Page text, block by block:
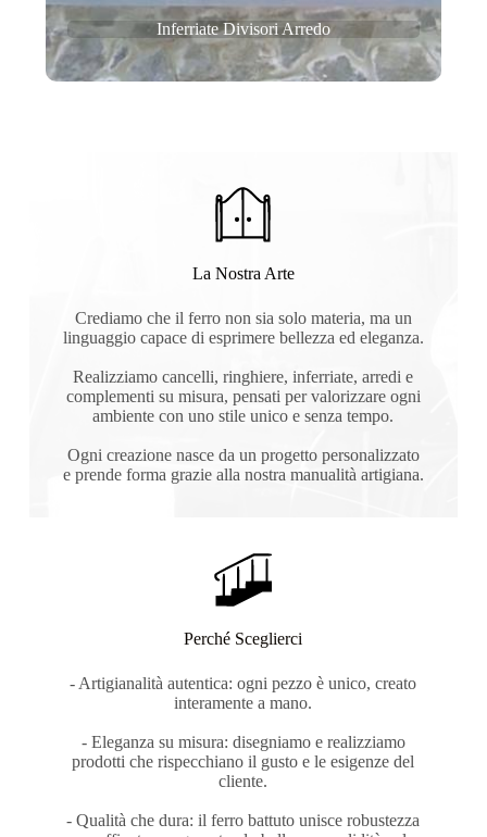
Inferriate Divisori Arredo
La Nostra Arte
Crediamo che il ferro non sia solo materia, ma un
linguaggio capace di esprimere bellezza ed eleganza.
Realizziamo cancelli, ringhiere, inferriate, arredi e
complementi su misura, pensati per valorizzare ogni
ambiente con uno stile unico e senza tempo.
Ogni creazione nasce da un progetto personalizzato
e prende forma grazie alla nostra manualità artigiana.
Perché Sceglierci
- Artigianalità autentica: ogni pezzo è unico, creato
interamente a mano.
- Eleganza su misura: disegniamo e realizziamo
prodotti che rispecchiano il gusto e le esigenze del
cliente.
- Qualità che dura: il ferro battuto unisce robustezza